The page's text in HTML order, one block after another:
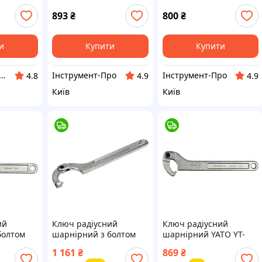
Спектр Маркет - професійне обладнання та інструмент
4.8
893₴
Купити
Інструмент-Про
4.9
Київ
800 ₴
Купити
Інструмент-Про
4.9
Київ
Ключ радіусний
шарнірний з болтом
(Польща)
1 161 ₴
Ключ радіусний
шарнірний YATO YT-
869 ₴